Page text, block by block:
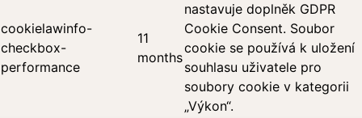
cookielawinfo-
checkbox-
performance
11
months
nastavuje doplněk GDPR
Cookie Consent. Soubor
cookie se používá k uložení
souhlasu uživatele pro
soubory cookie v kategorii
„Výkon“.